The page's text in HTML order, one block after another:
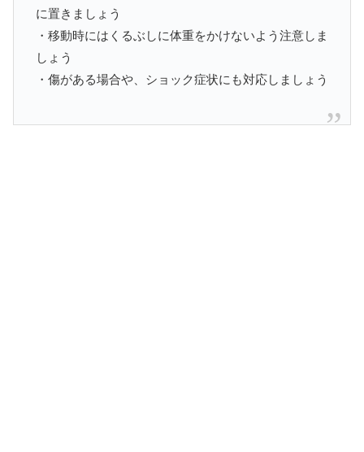
に置きましょう
・移動時にはくるぶしに体重をかけないよう注意しま
しょう
・傷がある場合や、ショック症状にも対応しましょう